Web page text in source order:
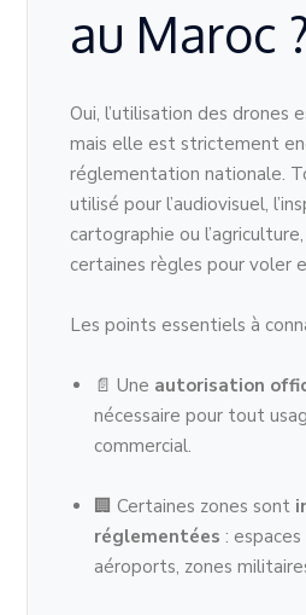
au Maroc
Oui, l’utilisation des drones
mais elle est strictement
réglementation nationale.
utilisé pour l’audiovisuel,
cartographie ou
certaines règles pour voler
Les points essentiels à
📄 Une autorisation
nécessaire pour tout
commercial.
🏢 Certaines zones sont
réglementées :
aéroports, zones